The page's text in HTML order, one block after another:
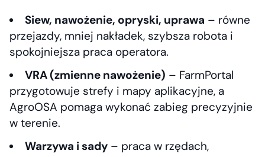
Siew, nawożenie, opryski, uprawa – równe
przejazdy, mniej nakładek, szybsza robota i
spokojniejsza praca operatora.
VRA (zmienne nawożenie) – FarmPortal
przygotowuje strefy i mapy aplikacyjne, a
AgroOSA pomaga wykonać zabieg precyzyjnie
w terenie.
Warzywa i sady – praca w rzędach,